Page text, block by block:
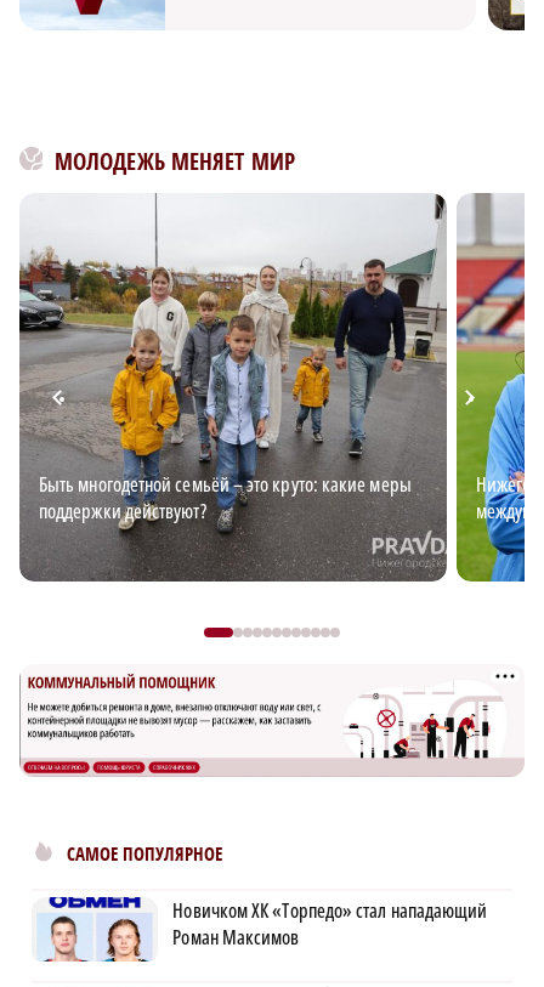
МОЛОДЕЖЬ МЕНЯЕТ МИР
Быть многодетной семьёй – это круто: какие меры
поддержки действуют?
САМОЕ ПОПУЛЯРНОЕ
Новичком ХК «Торпедо» стал нападающий
Роман Максимов